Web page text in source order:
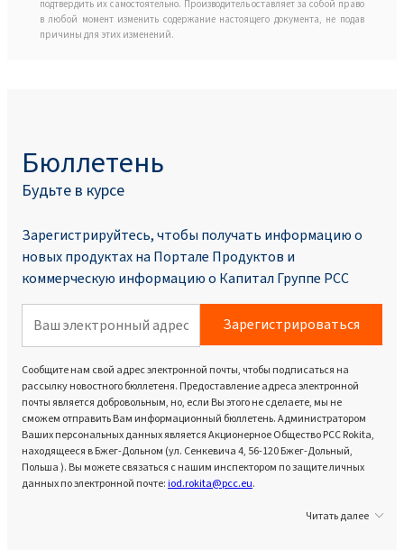
подтвердить их самостоятельно. Производитель оставляет за собой право
в любой момент изменить содержание настоящего документа, не подав
причины для этих изменений.
Бюллетень
Будьте в курсе
Зарегистрируйтесь, чтобы получать информацию о
новых продуктах на Портале Продуктoв и
коммерческую информацию о Капитал Группе PCC
Зарегистрироваться
Сообщите нам свой адрес электронной почты, чтобы подписаться на
рассылку новостного бюллетеня. Предоставление адреса электронной
почты является добровольным, но, если Вы этого не сделаете, мы не
сможем отправить Вам информационный бюллетень. Администратором
Ваших персональных данных является Акционерное Общество PCC Rokita,
находящееся в Бжег-Дольном (ул. Сенкевича 4, 56-120 Бжег-Дольный,
Польша ). Вы можете связаться с нашим инспектором по защите личных
данных по электронной почте:iod.rokita@pcc.eu.
Читать далее